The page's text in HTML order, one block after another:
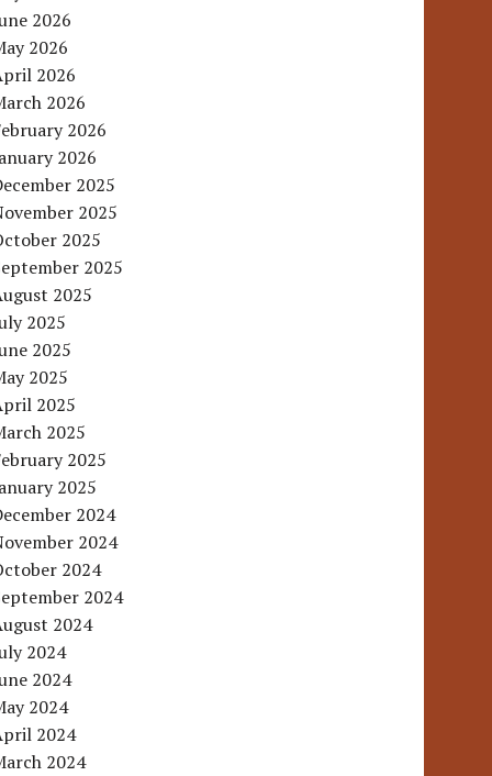
2026
2026
2026
2026
2026
2026
2025
2025
2025
2025
2025
2025
2025
2025
2025
2025
2025
2025
2024
2024
2024
2024
2024
2024
2024
2024
2024
2024